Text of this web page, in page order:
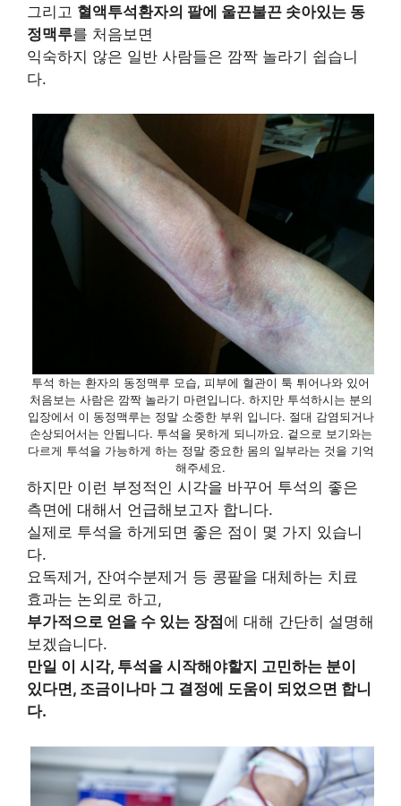
그리고 혈액투석환자의 팔에 울끈불끈 솟아있는 동
정맥루를 처음보면
익숙하지 않은 일반 사람들은 깜짝 놀라기 쉽습니
다.
투석 하는 환자의 동정맥루 모습, 피부에 혈관이 툭 튀어나와 있어
처음보는 사람은 깜짝 놀라기 마련입니다. 하지만 투석하시는 분의
입장에서 이 동정맥루는 정말 소중한 부위 입니다. 절대 감염되거나
손상되어서는 안됩니다. 투석을 못하게 되니까요. 겉으로 보기와는
다르게 투석을 가능하게 하는 정말 중요한 몸의 일부라는 것을 기억
해주세요.
하지만 이런 부정적인 시각을 바꾸어 투석의 좋은
측면에 대해서 언급해보고자 합니다.
실제로 투석을 하게되면 좋은 점이 몇 가지 있습니
다.
요독제거, 잔여수분제거 등 콩팥을 대체하는 치료
효과는 논외로 하고,
부가적으로 얻을 수 있는 장점 에 대해 간단히 설명해
보겠습니다.
만일 이 시각, 투석을 시작해야할지 고민하는 분이
있다면, 조금이나마 그 결정에 도움이 되었으면 합니
다.